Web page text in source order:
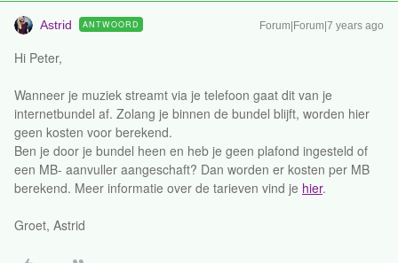
Astrid ANTWOORD Forum|Forum|7 years ago
Hi Peter,
Wanneer je muziek streamt via je telefoon gaat dit van je
internetbundel af. Zolang je binnen de bundel blijft, worden hier
geen kosten voor berekend.
Ben je door je bundel heen en heb je geen plafond ingesteld of
een MB- aanvuller aangeschaft? Dan worden er kosten per MB
berekend. Meer informatie over de tarieven vind je hier.
Groet, Astrid